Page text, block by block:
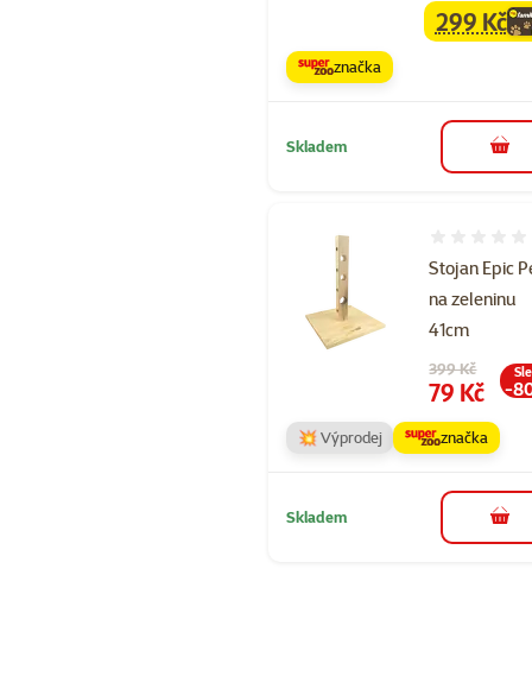
family
299 Kč
značka
Skladem do
Stojan Epic
na zeleninu
41cm
Původní cena
399 Kč
Cena
79 Kč -
💥 Výprodej značka
Skladem do